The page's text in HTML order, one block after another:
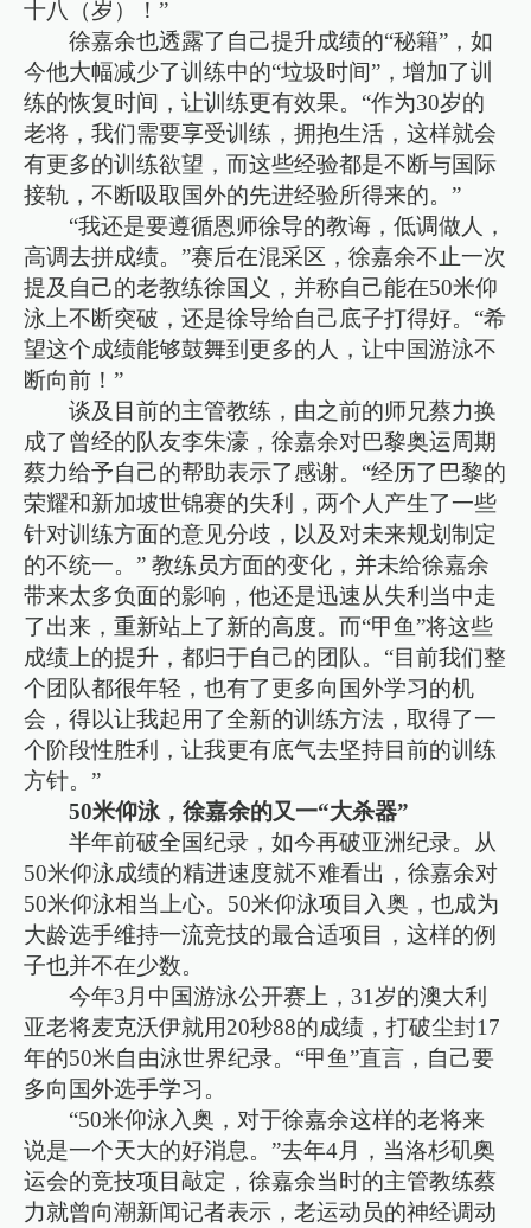
十八（岁）！”
徐嘉余也透露了自己提升成绩的“秘籍”，如
今他大幅减少了训练中的“垃圾时间”，增加了训
练的恢复时间，让训练更有效果。“作为30岁的
老将，我们需要享受训练，拥抱生活，这样就会
有更多的训练欲望，而这些经验都是不断与国际
接轨，不断吸取国外的先进经验所得来的。”
“我还是要遵循恩师徐导的教诲，低调做人，
高调去拼成绩。”赛后在混采区，徐嘉余不止一次
提及自己的老教练徐国义，并称自己能在50米仰
泳上不断突破，还是徐导给自己底子打得好。“希
望这个成绩能够鼓舞到更多的人，让中国游泳不
断向前！”
谈及目前的主管教练，由之前的师兄蔡力换
成了曾经的队友李朱濠，徐嘉余对巴黎奥运周期
蔡力给予自己的帮助表示了感谢。“经历了巴黎的
荣耀和新加坡世锦赛的失利，两个人产生了一些
针对训练方面的意见分歧，以及对未来规划制定
的不统一。” 教练员方面的变化，并未给徐嘉余
带来太多负面的影响，他还是迅速从失利当中走
了出来，重新站上了新的高度。而“甲鱼”将这些
成绩上的提升，都归于自己的团队。“目前我们整
个团队都很年轻，也有了更多向国外学习的机
会，得以让我起用了全新的训练方法，取得了一
个阶段性胜利，让我更有底气去坚持目前的训练
方针。”
50米仰泳，徐嘉余的又一“大杀器”
半年前破全国纪录，如今再破亚洲纪录。从
50米仰泳成绩的精进速度就不难看出，徐嘉余对
50米仰泳相当上心。50米仰泳项目入奥，也成为
大龄选手维持一流竞技的最合适项目，这样的例
子也并不在少数。
今年3月中国游泳公开赛上，31岁的澳大利
亚老将麦克沃伊就用20秒88的成绩，打破尘封17
年的50米自由泳世界纪录。“甲鱼”直言，自己要
多向国外选手学习。
“50米仰泳入奥，对于徐嘉余这样的老将来
说是一个天大的好消息。”去年4月，当洛杉矶奥
运会的竞技项目敲定，徐嘉余当时的主管教练蔡
力就曾向潮新闻记者表示，老运动员的神经调动